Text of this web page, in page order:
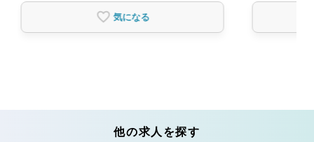
気になる
他の求人を探す